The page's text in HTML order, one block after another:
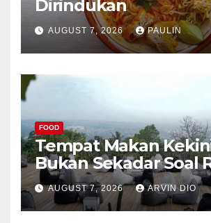
Dirindukan
AUGUST 7, 2026 PAULIN
FOOD
Tempat Makan
Bukan Sekadar Soal
AUGUST 7, 2026 ARVIN DIO